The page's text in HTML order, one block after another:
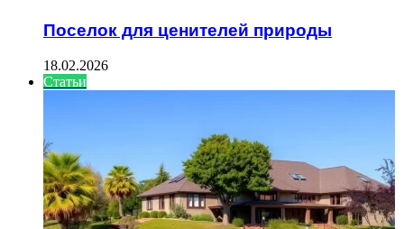
Поселок для ценителей природы
18.02.2026
Статьи